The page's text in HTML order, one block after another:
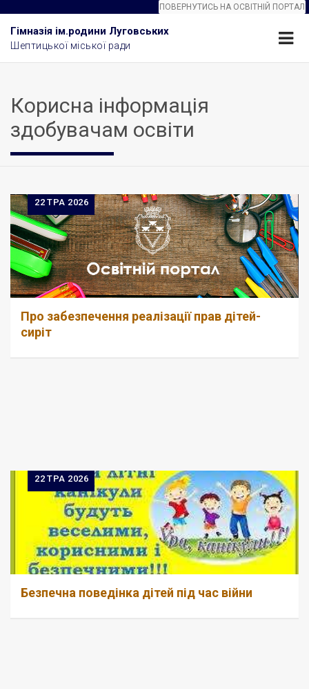
ПОВЕРНУТИСЬ НА ОСВІТНІЙ ПОРТАЛ
Гімназія ім.родини Луговських
Шептицької міської ради
Корисна інформація
здобувачам освіти
22 ТРА 2026
Про забезпечення реалізації прав дітей-
сиріт
22 ТРА 2026
Безпечна поведінка дітей під час війни